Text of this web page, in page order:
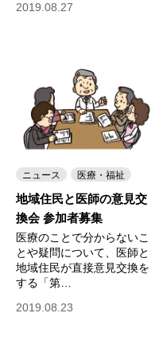
2019.08.27
ニュース 医療・福祉
地域住民と医師の意見交
換会 参加者募集
医療のことで分からないこ
とや疑問について、医師と
地域住民が直接意見交換を
する「第…
2019.08.23